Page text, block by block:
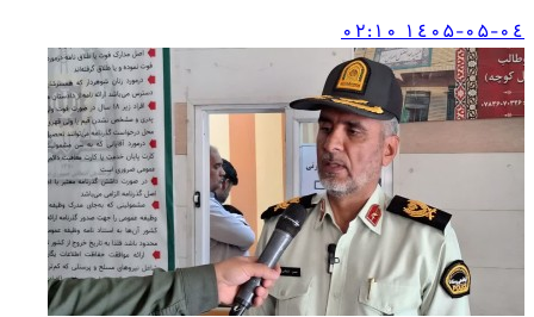
۱٤۰۵-۰۵-۰٤ ۰۲:۱۰